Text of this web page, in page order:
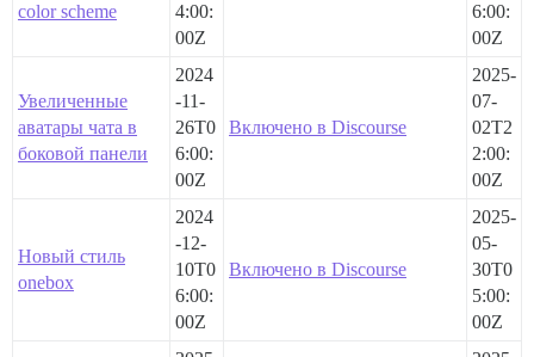
color scheme
4:00:
00Z
6:00:
00Z
Увеличенные
аватары чата в
боковой панели
2024
-11-
26T0
6:00:
00Z
Включено в Discourse
2025-
07-
02T2
2:00:
00Z
Новый стиль
onebox
2024
-12-
10T0
6:00:
00Z
Включено в Discourse
2025-
05-
30T0
5:00:
00Z